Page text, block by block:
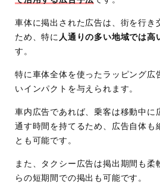
車体に掲出された広告は、街を行き
ため、特に 人通りの多い地域では高
す。
特に車体全体を使ったラッピング広
いインパクトを与えられます。
車内広告であれば、乗客は移動中に
通す時間を持てるため、広告自体も
とも可能です。
また、タクシー広告は掲出期間も柔
らの短期間での掲出も可能です。